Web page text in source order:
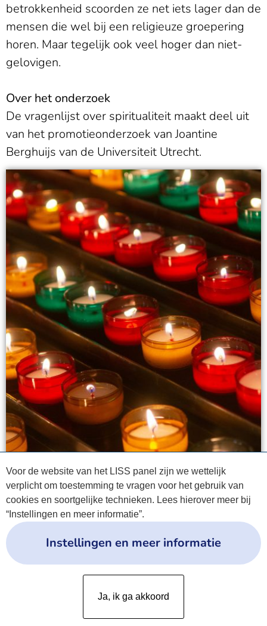
Voor de website van het LISS panel zijn we wettelijk
verplicht om toestemming te vragen voor het gebruik van
cookies en soortgelijke technieken. Lees hierover meer bij
“Instellingen en meer informatie”.
Instellingen en meer informatie
Ja, ik ga akkoord
betrokkenheid scoorden ze net iets lager dan de
mensen die wel bij een religieuze groepering
horen. Maar tegelijk ook veel hoger dan niet-
gelovigen.
Over het onderzoek
De vragenlijst over spiritualiteit maakt deel uit
van het promotieonderzoek van Joantine
Berghuijs van de Universiteit Utrecht.
Privacyverklaring
Cookies